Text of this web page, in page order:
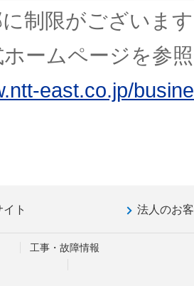
制限がございま
ホームページを参
east.co.jp/
ト 法人のお
工事・故障情報